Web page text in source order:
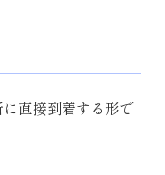
直接到着する形で